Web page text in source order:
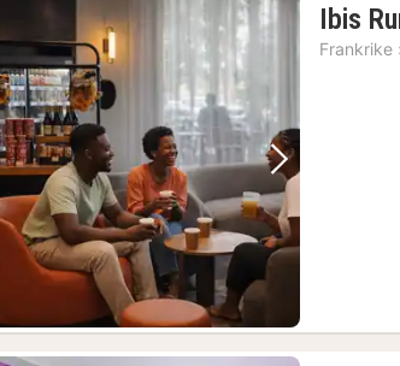
Forrige bilde Neste bilde
Ibis
Frankrike